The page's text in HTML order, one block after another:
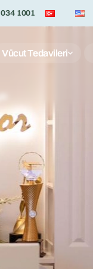
1001
Vücut Tedavileri